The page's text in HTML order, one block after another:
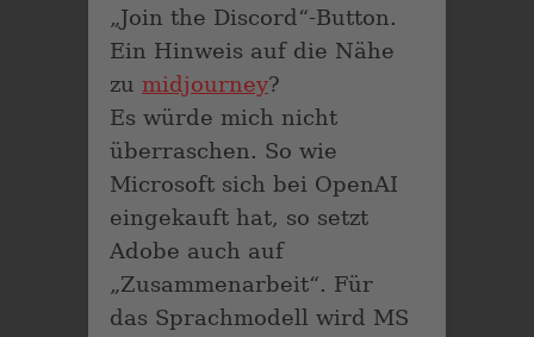
„Join the Discord“-Button.
Ein Hinweis auf die Nähe
zu midjourney?
Es würde mich nicht
überraschen. So wie
Microsoft sich bei OpenAI
eingekauft hat, so setzt
Adobe auch auf
„Zusammenarbeit“. Für
das Sprachmodell wird MS